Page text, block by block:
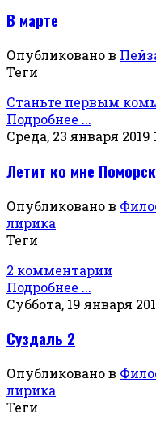
В марте
Опубликовано в
Теги
Станьте первым
Подробнее ...
Среда, 23 января 2019
Летит ко мне
Опубликовано в
лирика
Теги
2 комментарии
Подробнее ...
Суббота, 19 января
Суздаль 2
Опубликовано в
лирика
Теги